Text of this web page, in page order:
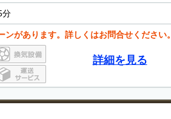
分
があります。詳しくはお問合せください。
詳細を見る